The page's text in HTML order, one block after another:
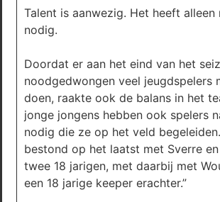
Talent is aanwezig. Het heeft
nodig.
Doordat er aan het eind van het
noodgedwongen veel jeugdspelers
doen, raakte ook de balans in het
jonge jongens hebben ook spelers
nodig die ze op het veld
bestond op het laatst met Sverre
twee 18 jarigen, met daarbij met
een 18 jarige keeper erachter.”